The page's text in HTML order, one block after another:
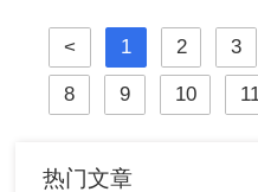
崩坏、扫描件变乱码……
< 1 2 3
8 9 10
热门文章